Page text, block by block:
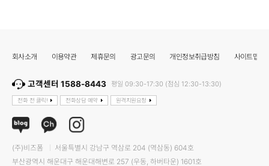
회사소개 이용약관 제휴문의 광고문의 개인정보취급방침 사이트맵
고객센터 1588-8443 평일 09:30-17:30 (점심 12:30-13:30)
전화 전 클릭! 전화상담 예약 원격지원요청
(주)비즈폼
서울특별시 강남구 역삼로 204 (역삼동) 604호
부산광역시 해운대구 해운대해변로 257 (우동, 하버타운) 1601호